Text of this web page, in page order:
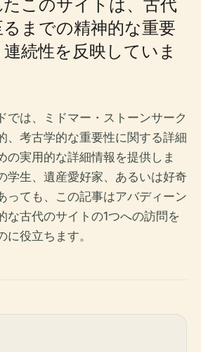
までの精神的な重要
続性を反映していま
では、ミドマー・ストーンサーク
、考古学的な重要性に関する詳細
の実用的な詳細情報を提供しま
学生、遺産愛好家、あるいは好奇
っても、この記事はアバディーン
な古代のサイトの1つへの訪問を
役立ちます。